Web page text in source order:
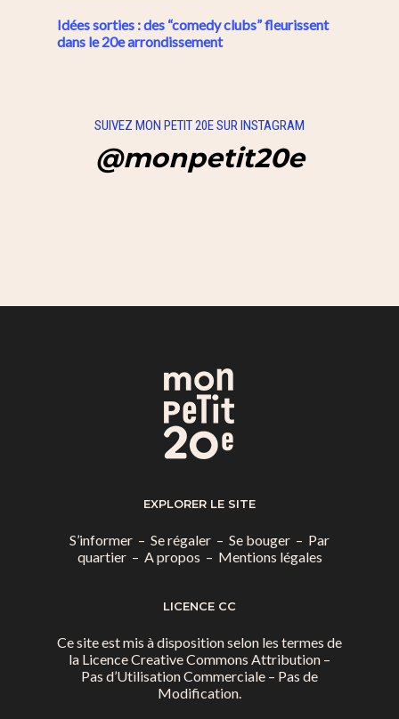
Idées sorties : des “comedy clubs” fleurissent
dans le 20e arrondissement
SUIVEZ MON PETIT 20E SUR INSTAGRAM
@monpetit20e
EXPLORER LE SITE
S’informer – Se régaler – Se bouger – Par
quartier– A propos – Mentions légales
LICENCE CC
Ce site est mis à disposition selon les termes de
la Licence Creative Commons Attribution –
Pas d’Utilisation Commerciale – Pas de
Modification.